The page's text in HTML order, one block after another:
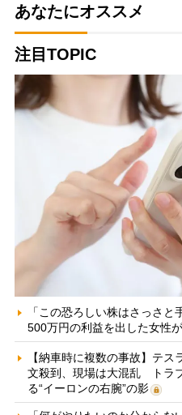
あなたにオススメ
注目TOPIC
「この恐ろしい株はさっさ
500万円の利益を出した女性
【納車時に複数の事故】テス
文殺到、現場は大混乱 トラ
る“イーロンの右腕”の影